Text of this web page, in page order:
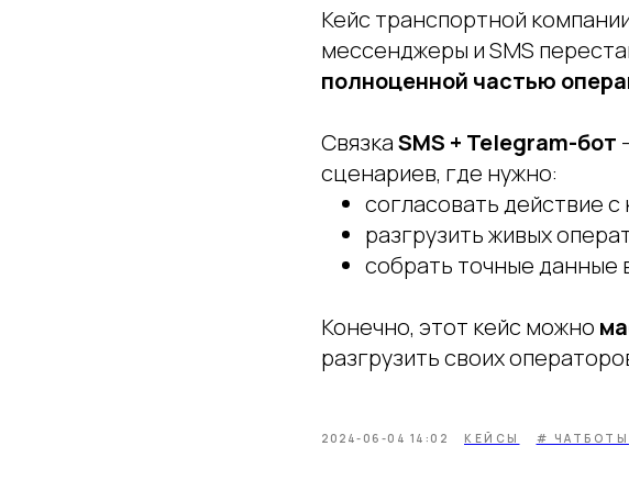
Кейс транспортной
мессенджеры и SMS
полноценной частью
СвязкаSMS + Telegram-бот
сценариев, где нужно:
согласовать действие с
разгрузить живых
собрать точные данные
Конечно, этот кейс можно
разгрузить своих
2024-06-04 14:02 КЕЙСЫ # ЧАТБОТЫ